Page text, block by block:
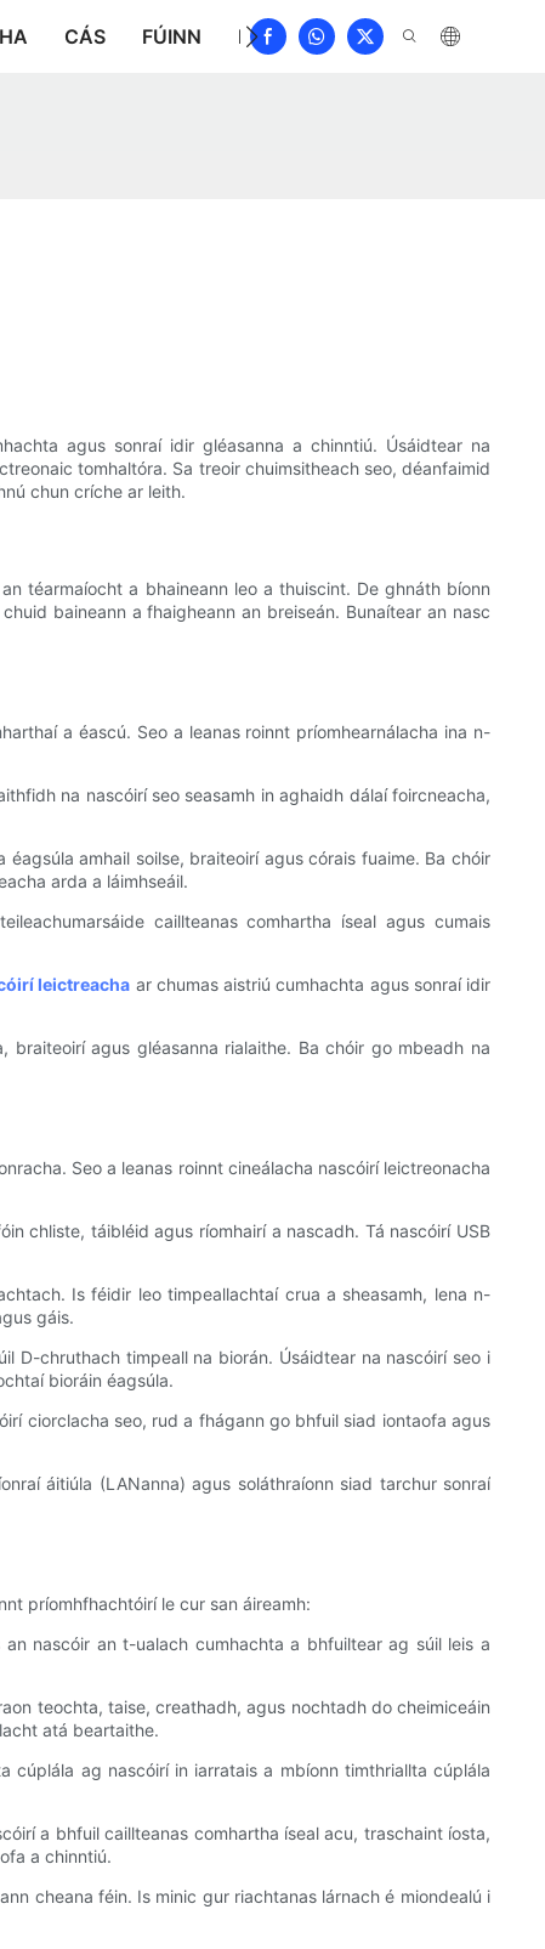
CÁS FÚINN NUACHT ÍOSLÓDÁIL
agus sonraí idir gléasanna a chinntiú. Úsáidtear na
tomhaltóra. Sa treoir chuimsitheach seo, déanfaimid
chun críche ar leith.
téarmaíocht a bhaineann leo a thuiscint. De ghnáth bíonn
baineann a fhaigheann an breiseán. Bunaítear an nasc
a éascú. Seo a leanas roinnt príomhearnálacha ina n-
na nascóirí seo seasamh in aghaidh dálaí foircneacha,
amhail soilse, braiteoirí agus córais fuaime. Ba chóir
arda a láimhseáil.
caillteanas comhartha íseal agus cumais
leictreacha ar chumas aistriú cumhachta agus sonraí idir
braiteoirí agus gléasanna rialaithe. Ba chóir go mbeadh na
Seo a leanas roinnt cineálacha nascóirí leictreonacha
chliste, táibléid agus ríomhairí a nascadh. Tá nascóirí USB
Is féidir leo timpeallachtaí crua a sheasamh, lena n-
gáis.
D-chruthach timpeall na biorán. Úsáidtear na nascóirí seo i
bioráin éagsúla.
ciorclacha seo, rud a fhágann go bhfuil siad iontaofa agus
áitiúla (LANanna) agus soláthraíonn siad tarchur sonraí
príomhfhachtóirí le cur san áireamh:
nascóir an t-ualach cumhachta a bhfuiltear ag súil leis a
teochta, taise, creathadh, agus nochtadh do cheimiceáin
atá beartaithe.
cúplála ag nascóirí in iarratais a mbíonn timthriallta cúplála
a bhfuil caillteanas comhartha íseal acu, traschaint íosta,
a chinntiú.
cheana féin. Is minic gur riachtanas lárnach é miondealú i